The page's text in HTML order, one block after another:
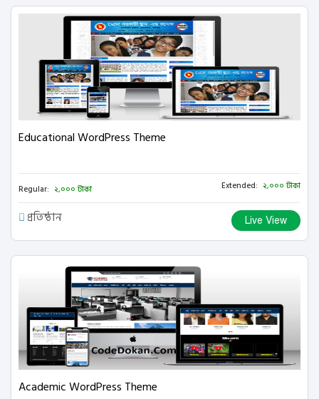
Educational WordPress Theme
Regular: ২,০০০ টাকা Extended: ২,০০০ টাকা
প্রতিষ্ঠান Live View
Academic WordPress Theme